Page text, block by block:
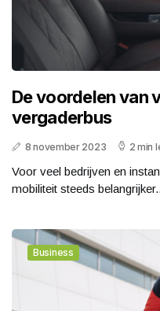
De voordelen van
vergaderbus
8 november 2023 2 min
Voor veel bedrijven en
mobiliteit steeds
Business